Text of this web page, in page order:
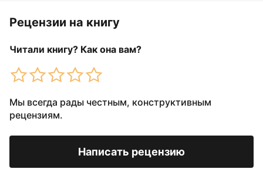
Рецензии на книгу
Читали книгу? Как она вам?
Мы всегда рады честным, конструктивным
рецензиям.
Написать рецензию